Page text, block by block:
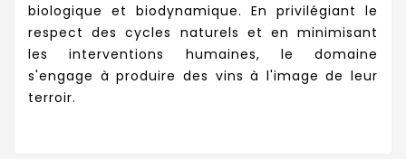
biologique et biodynamique. En privilégiant le
respect des cycles naturels et en minimisant
les interventions humaines, le domaine
s'engage à produire des vins à l'image de leur
terroir.